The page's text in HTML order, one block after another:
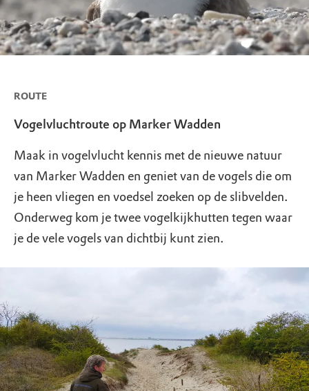
ROUTE
Vogelvluchtroute op Marker Wadden
Maak in vogelvlucht kennis met de nieuwe natuur
van Marker Wadden en geniet van de vogels die om
je heen vliegen en voedsel zoeken op de slibvelden.
Onderweg kom je twee vogelkijkhutten tegen waar
je de vele vogels van dichtbij kunt zien.